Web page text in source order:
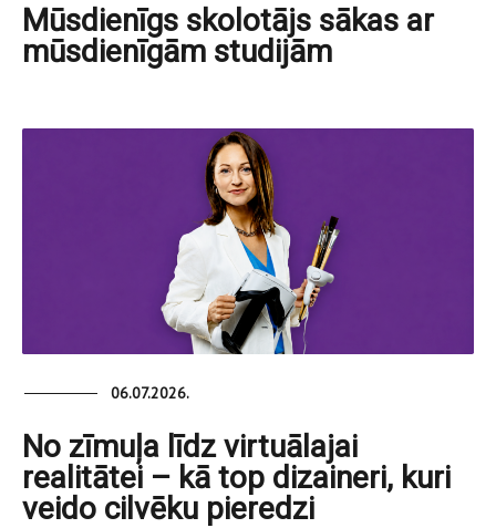
Mūsdienīgs skolotājs sākas ar
mūsdienīgām studijām
06.07.2026.
No zīmuļa līdz virtuālajai
realitātei – kā top dizaineri, kuri
veido cilvēku pieredzi